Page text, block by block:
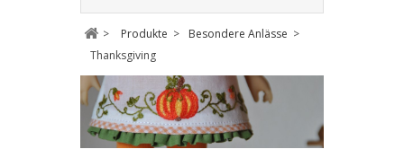
> Produkte > Besondere Anlässe >
Thanksgiving